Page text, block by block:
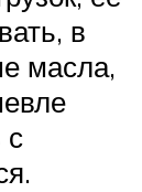
в
масла,
с